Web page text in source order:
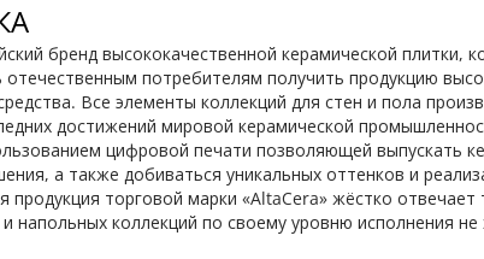
бренд высококачественной керамической плитки,
потребителям получить продукцию
Все элементы коллекций для стен и пола
достижений мировой керамической
цифровой печати позволяющей выпускать
а также добиваться уникальных оттенков и
продукция торговой марки «AltaСera» жёстко
напольных коллекций по своему уровню исполнения